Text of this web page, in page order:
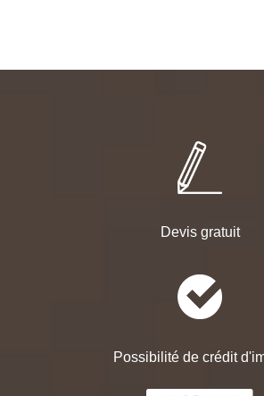
Devis gratuit
Possibilité de crédit